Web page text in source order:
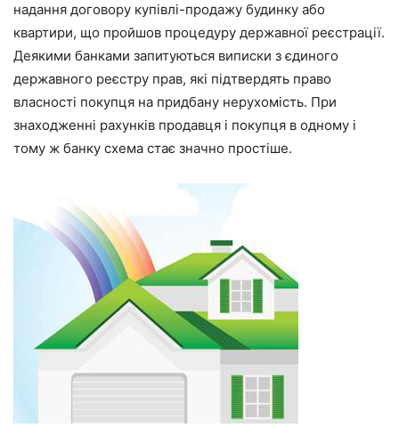
надання договору купівлі-продажу будинку або
квартири, що пройшов процедуру державної реєстрації.
Деякими банками запитуються виписки з єдиного
державного реєстру прав, які підтвердять право
власності покупця на придбану нерухомість. При
знаходженні рахунків продавця і покупця в одному і
тому ж банку схема стає значно простіше.